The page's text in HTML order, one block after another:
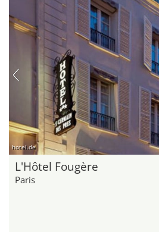
hotel.de
L'Hôtel Fougère
Paris